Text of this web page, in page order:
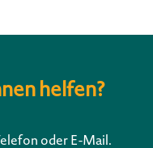
helfen?
oder E-Mail.